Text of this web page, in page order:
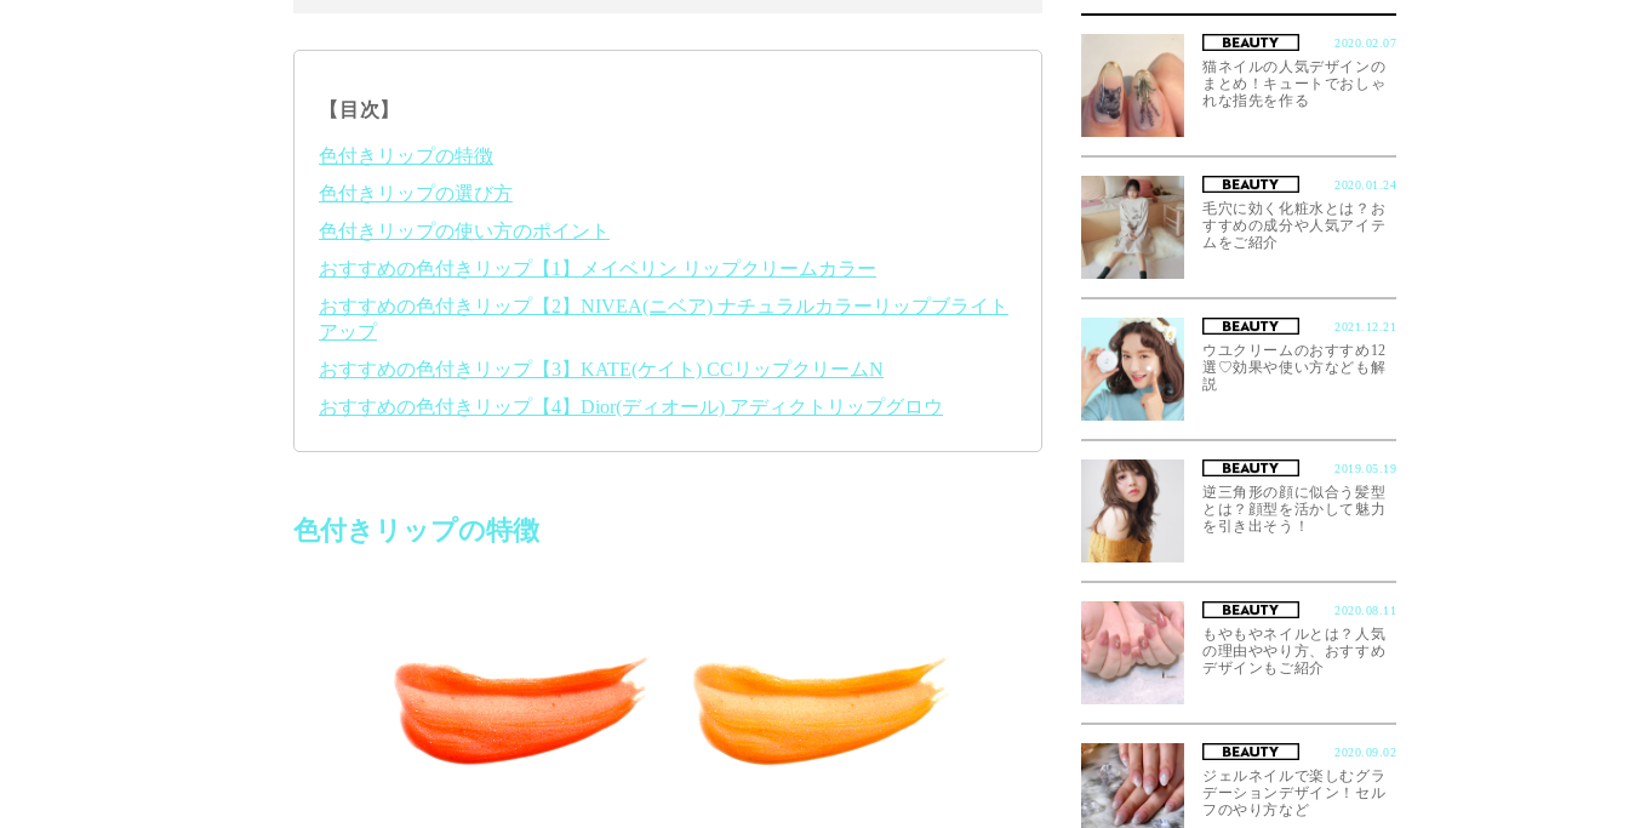
【目次】
色付きリップの特徴
色付きリップの選び方
色付きリップの使い方のポイント
おすすめの色付きリップ【1】メイベリン リップクリームカラー
おすすめの色付きリップ【2】NIVEA(ニベア) ナチュラルカラーリップブライト
アップ
おすすめの色付きリップ【3】KATE(ケイト) CCリップクリームN
おすすめの色付きリップ【4】Dior(ディオール) アディクトリップグロウ
色付きリップの特徴
2020.02.07
猫ネイルの人気デザインの
まとめ！キュートでおしゃ
れな指先を作る
2020.01.24
毛穴に効く化粧水とは？お
すすめの成分や人気アイテ
ムをご紹介
2021.12.21
ウユクリームのおすすめ12
選♡効果や使い方なども解
説
2019.05.19
逆三角形の顔に似合う髪型
とは？顔型を活かして魅力
を引き出そう！
2020.08.11
もやもやネイルとは？人気
の理由ややり方、おすすめ
デザインもご紹介
2020.09.02
ジェルネイルで楽しむグラ
デーションデザイン！セル
フのやり方など